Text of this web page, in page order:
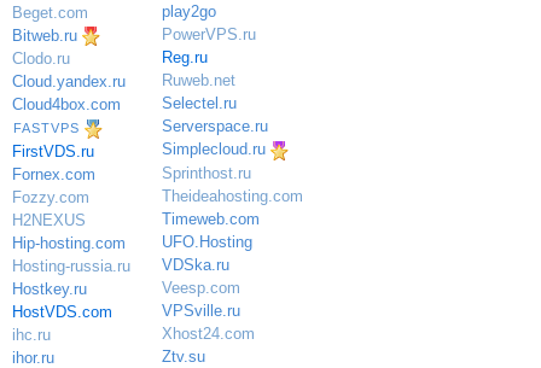
Beget.com
Bitweb.ru
Clodo.ru
Cloud.yandex.ru
Cloud4box.com
FASTVPS
FirstVDS.ru
Fornex.com
Fozzy.com
H2NEXUS
Hip-hosting.com
Hosting-russia.ru
Hostkey.ru
HostVDS.com
ihc.ru
ihor.ru
play2go
PowerVPS.ru
Reg.ru
Ruweb.net
Selectel.ru
Serverspace.ru
Simplecloud.ru
Sprinthost.ru
Theideahosting.com
Timeweb.com
UFO.Hosting
VDSka.ru
Veesp.com
VPSville.ru
Xhost24.com
Ztv.su